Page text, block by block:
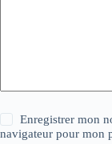
Enregistrer mon
navigateur pour mon